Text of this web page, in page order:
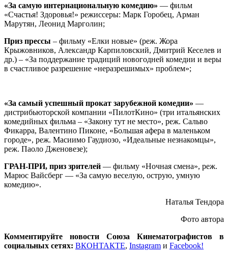
«За самую интернациональную комедию» — фильм
«Счастья! Здоровья!» режиссеры: Марк Горобец, Арман
Марутян, Леонид Марголин;
Приз прессы – фильму «Елки новые» (реж. Жора
Крыжовников, Александр Карпиловский, Дмитрий Кеселев и
др.) – «За поддержание традиций новогодней комедии и веры
в счастливое разрешение «неразрешимых» проблем»;
«За самый успешный прокат зарубежной комедии» —
дистрибьюторской компании «ПилотКино» (три итальянских
комедийных фильма – «Закону тут не место», реж. Сальво
Фикарра, Валентино Пиконе, «Большая афера в маленьком
городе», реж. Масиимо Гаудиозо, «Идеальные незнакомцы»,
реж. Паоло Дженовезе);
ГРАН-ПРИ, приз зрителей — фильму «Ночная смена», реж.
Марюс Вайсберг — «За самую веселую, острую, умную
комедию».
Наталья Тендора
Фото автора
Комментируйте новости Союза Кинематографистов в
социальных сетях: ВКОНТАКТЕ, Instagram и Facebook!